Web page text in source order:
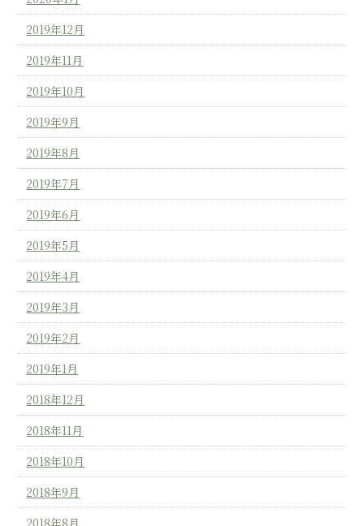
2019年12月
2019年11月
2019年10月
2019年9月
2019年8月
2019年7月
2019年6月
2019年5月
2019年4月
2019年3月
2019年2月
2019年1月
2018年12月
2018年11月
2018年10月
2018年9月
2018年8月